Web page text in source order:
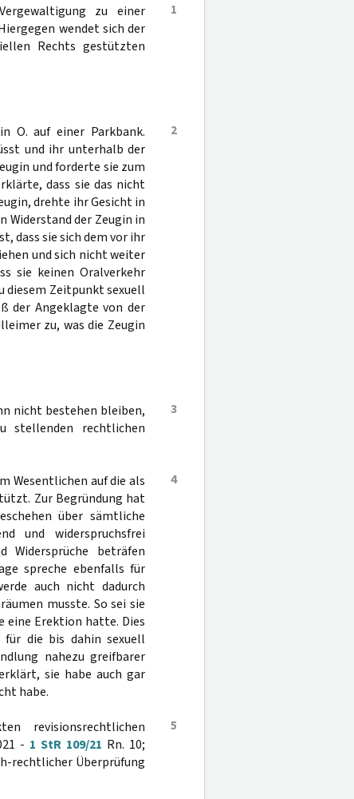
1
zu einer
wendet sich der
Rechts gestützten
2
O. auf einer Parkbank.
und ihr unterhalb der
und forderte sie zum
dass sie das nicht
drehte ihr Gesicht in
Widerstand der Zeugin in
dass sie sich dem vor ihr
und sich nicht weiter
sie keinen Oralverkehr
diesem Zeitpunkt sexuell
der Angeklagte von der
zu, was die Zeugin
3
nicht bestehen bleiben,
stellenden rechtlichen
4
Wesentlichen auf die als
Zur Begründung hat
über sämtliche
und widerspruchsfrei
Widersprüche beträfen
spreche ebenfalls für
auch nicht dadurch
musste. So sei sie
eine Erektion hatte. Dies
für die bis dahin sexuell
nahezu greifbarer
sie habe auch gar
habe.
5
revisionsrechtlichen
- 1 StR 109/21 Rn. 10;
rechtlicher Überprüfung